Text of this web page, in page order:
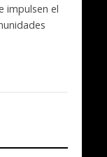
impulsen el